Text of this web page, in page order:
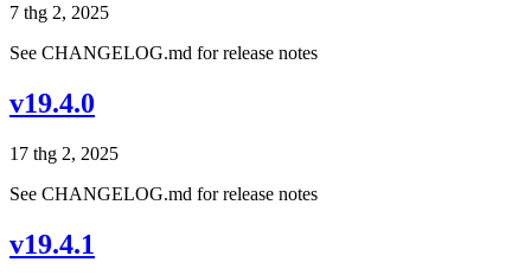
7 thg 2, 2025
See CHANGELOG.md for release notes
v19.4.0
17 thg 2, 2025
See CHANGELOG.md for release notes
v19.4.1